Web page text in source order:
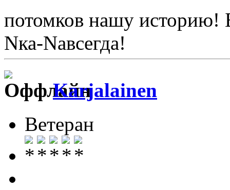
потомков нашу
Nка-Nавсегда!
Karjalainen
Ветеран